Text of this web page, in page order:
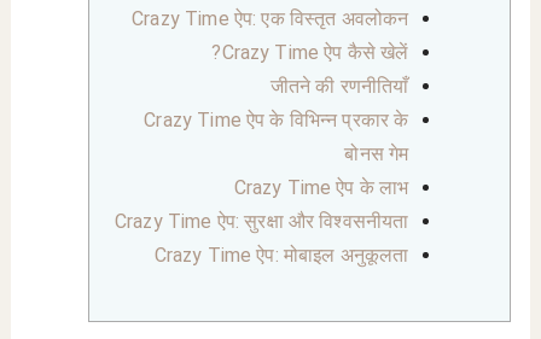
Crazy Time ऐप: एक विस्तृत अवलोकन
Crazy Time ऐप कैसे खेलें?
जीतने की रणनीतियाँ
Crazy Time ऐप के विभिन्न प्रकार के
बोनस गेम
Crazy Time ऐप के लाभ
Crazy Time ऐप: सुरक्षा और विश्वसनीयता
Crazy Time ऐप: मोबाइल अनुकूलता